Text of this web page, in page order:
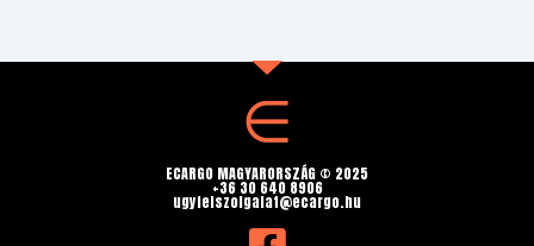
ECARGO MAGYARORSZÁG © 2025
+36 30 640 8906
ugyfelszolgalat@ecargo.hu